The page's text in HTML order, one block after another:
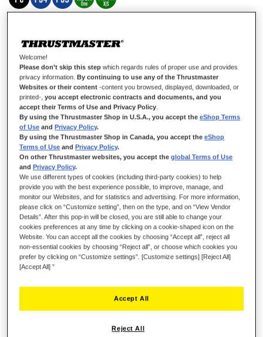
Câble de connexion du T-LCM Pedals à votre base Thrustmaster
12,99 €
AJOUTER AU PANIER
Ajouter aux favoris
Soyez le premier à commenter ce produit
Détails
Câble RJ12 Thrustmaster pour une bonne connexion entre
votre base Thrustmaster de la série T et le T-LCM Pedals.
Welcome!
Please don’t skip this step which regards rules of proper use and provides
privacy information. By continuing to use any of the Thrustmaster
Websites or their content -content you browsed, displayed, downloaded, or
printed-,you accept electronic contracts and documents, and you
accept their Terms of Use and Privacy Policy
By using the Thrustmaster Shop in U.S.A., you accept theeShop Terms
of Use and Privacy Policy.
By using the Thrustmaster Shop in Canada, you accept theeShop
Terms of Use and Privacy Policy.
On other Thrustmaster websites, you accept theglobal Terms of Use
and Privacy Policy.
We use different types of cookies (including third-party cookies) to help
provide you with the best experience possible, to improve, manage, and
monitor our Websites, and for statistics and advertising. For more information,
please click on “Customize setting”, then on the type, and on “View Vendor
Details”. After this pop-in will be closed, you are still able to change your
cookies preferences at any time by clicking on a cookie-shaped icon on the
Website. You can accept all the cookies by choosing “Accept all”, reject all
non-essential cookies by choosing “Reject all”, or choose which cookies you
prefer by clicking on “Customize settings”. [Customize settings] [Reject All]
[Accept All] ”
Reject All
Accept All